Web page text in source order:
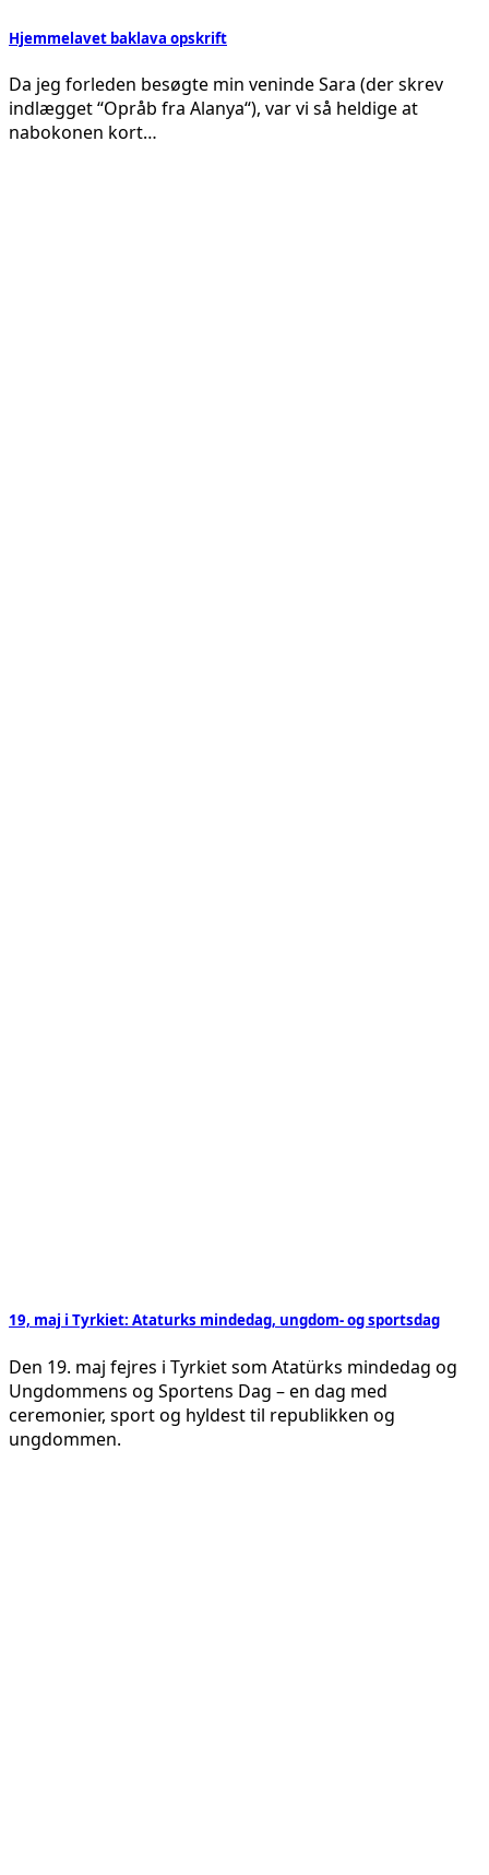
Hjemmelavet baklava opskrift
Da jeg forleden besøgte min veninde Sara (der skrev
indlægget “Opråb fra Alanya“), var vi så heldige at
nabokonen kort…
19, maj i Tyrkiet: Ataturks mindedag, ungdom- og sportsdag
Den 19. maj fejres i Tyrkiet som Atatürks mindedag og
Ungdommens og Sportens Dag – en dag med
ceremonier, sport og hyldest til republikken og
ungdommen.